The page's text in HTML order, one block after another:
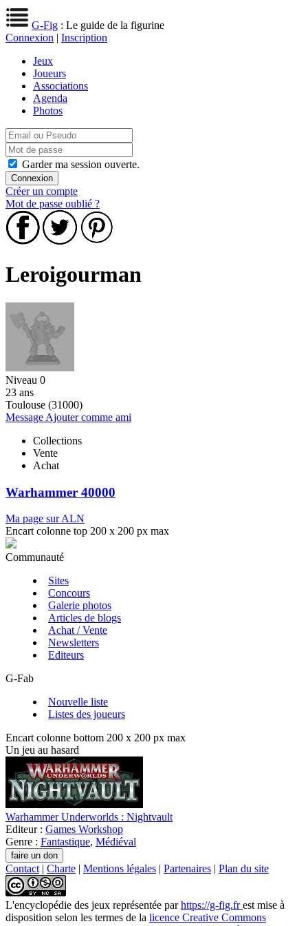
G-Fig : Le guide de la figurine
Connexion | Inscription
Jeux
Joueurs
Associations
Agenda
Photos
Garder ma session ouverte.
Créer un compte
Mot de passe oublié ?
Leroigourman
Niveau 0
23 ans
Toulouse (31000)
Message Ajouter comme ami
Collections
Vente
Achat
Warhammer 40000
Ma page sur ALN
Encart colonne top 200 x 200 px max
Communauté
Sites
Concours
Galerie photos
Articles de blogs
Achat / Vente
Newsletters
Editeurs
G-Fab
Nouvelle liste
Listes des joueurs
Encart colonne bottom 200 x 200 px max
Un jeu au hasard
Warhammer Underworlds : Nightvault
Editeur : Games Workshop
Genre : Fantastique, Médiéval
Contact | Charte | Mentions légales | Partenaires | Plan du site
L'encyclopédie des jeux représentée parhttps://g-fig.frest mise à
disposition selon les termes de la licence Creative Commons